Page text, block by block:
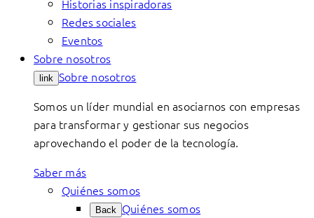
Historias inspiradoras
Redes sociales
Eventos
Sobre nosotros
link Sobre nosotros
Somos un líder mundial en asociarnos con empresas
para transformar y gestionar sus negocios
aprovechando el poder de la tecnología.
Saber más
Quiénes somos
Back Quiénes somos